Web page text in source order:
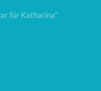
für Katharina“